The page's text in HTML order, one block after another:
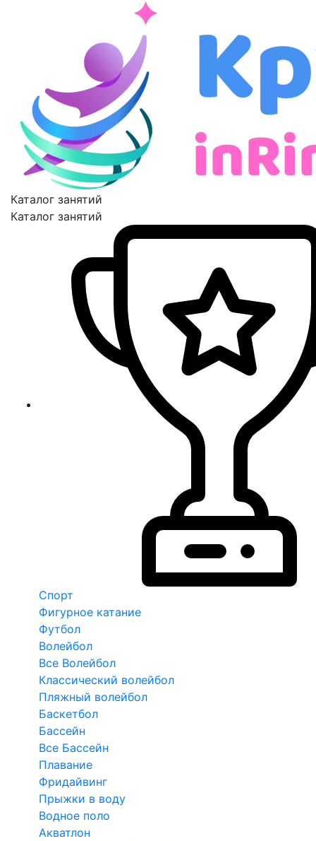
Каталог занятий
Каталог занятий
Спорт
Фигурное катание
Футбол
Волейбол
Все Волейбол
Классический волейбол
Пляжный волейбол
Баскетбол
Бассейн
Все Бассейн
Плавание
Фридайвинг
Прыжки в воду
Водное поло
Акватлон